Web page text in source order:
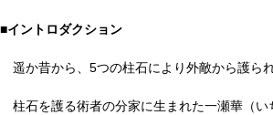
■イントロダクション
遥か昔から、5つの柱石により外敵から護られ
柱石を護る術者の分家に生まれた一瀬華（い